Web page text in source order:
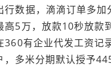
行数据，滴滴订单多加
高5万，放款10秒放款
360有企业代发工资记
多米分期默认授予